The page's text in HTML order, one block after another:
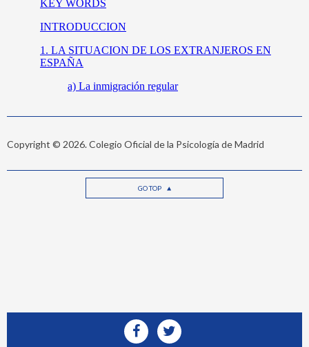
Copyright © 2026. Colegio Oficial de la Psicología de Madrid
GO TOP